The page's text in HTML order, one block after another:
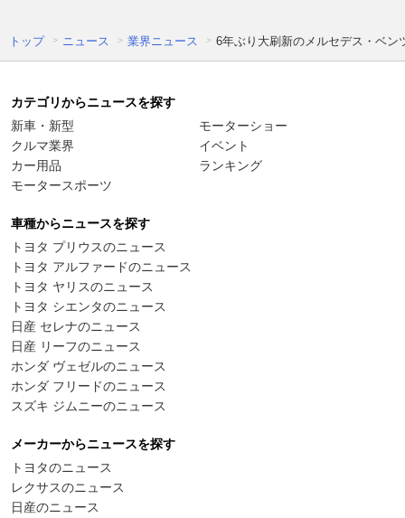
トップ ニュース 業界ニュース 6年ぶり大刷新のメルセデス・ベン
カテゴリからニュースを探す
新車・新型
クルマ業界
カー用品
モータースポーツ
モーターショー
イベント
ランキング
車種からニュースを探す
トヨタ プリウスのニュース
トヨタ アルファードのニュース
トヨタ ヤリスのニュース
トヨタ シエンタのニュース
日産 セレナのニュース
日産 リーフのニュース
ホンダ ヴェゼルのニュース
ホンダ フリードのニュース
スズキ ジムニーのニュース
メーカーからニュースを探す
トヨタのニュース
レクサスのニュース
日産のニュース